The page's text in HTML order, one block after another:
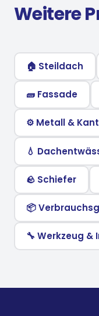
Weitere
🏠 Steildach
🧱 Fassade
⚙️ Metall &
💧
🪨 Schiefer
📦
🔧 Werkzeug &